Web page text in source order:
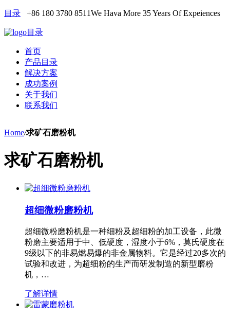
目录 +86 180 3780 8511We Hava More 35 Years Of Expeiences
目录
首页
产品目录
解决方案
成功案例
关于我们
联系我们
Home/求矿石磨粉机
求矿石磨粉机
超细微粉磨粉机
超细微粉磨粉机是一种细粉及超细粉的加工设备，此微
粉磨主要适用于中、低硬度，湿度小于6%，莫氏硬度在
9级以下的非易燃易爆的非金属物料。它是经过20多次的
试验和改进，为超细粉的生产而研发制造的新型磨粉
机，…
了解详情